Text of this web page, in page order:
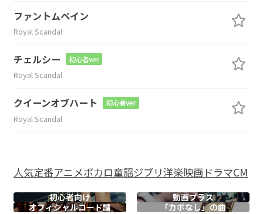
ファントムペイン
Royal Scandal
チェルシー 初心者ver
Royal Scandal
クイーンオブハート 初心者ver
Royal Scandal
人気定番アニメボカロ童謡ジブリ洋楽映画ドラマCM
初心者向け
動画プラス
オフィシャルコード譜 「カポなし」の曲